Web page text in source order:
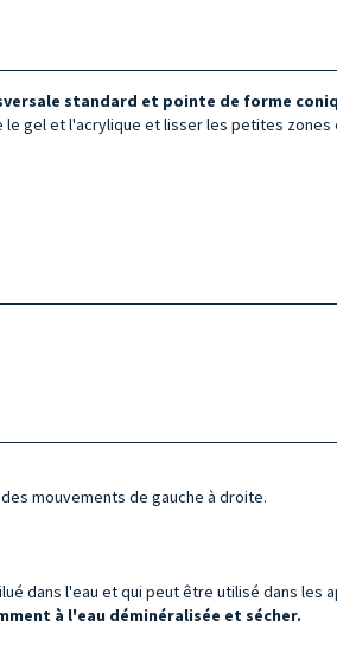
standard et pointe de forme
le gel et l'acrylique et lisser les petites zones
mouvements de gauche à droite.
dans l'eau et qui peut être utilisé dans les
à l'eau déminéralisée et sécher.